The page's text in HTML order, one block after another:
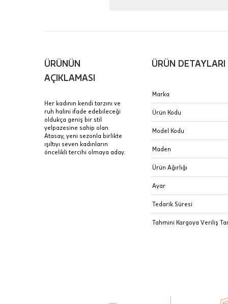
Stoklar çok
uzun süre
Taksit
Tek Çekim
2 Taksit
E-Posta Adresi
ÜRÜNÜN
AÇIKLAMASI
Her kadının kendi tarzını ve
ruh halini ifade edebileceği
oldukça geniş bir stil
yelpazesine sahip olan
Atasay, yeni sezonla birlikte
ışıltıyı seven kadınların
öncelikli tercihi olmaya aday.
ÜRÜN DETAYLARI
Marka
Ürün Kodu
Model Kodu
Maden
Ürün Ağırlığı
Ayar
Tedarik Süresi
Tahmini Kargoya Veriliş
Sertifika
JTR |
Sipariş
İptal:
seçilen